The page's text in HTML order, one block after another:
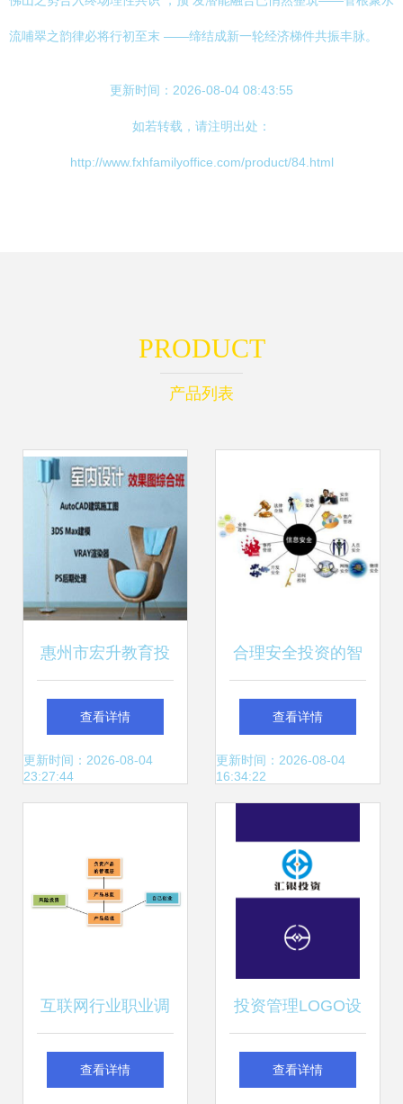
流哺翠之韵律必将行初至末 ——缔结成新一轮经济梯件共振丰脉。
更新时间：2026-08-04 08:43:55
如若转载，请注明出处：
http://www.fxhfamilyoffice.com/product/84.html
PRODUCT
产品列表
惠州市宏升教育投
资管理有限责任公
司 供应产品
查看详情
更新时间：2026-08-04
23:27:44
合理安全投资的智
慧与收益
查看详情
更新时间：2026-08-04
16:34:22
互联网行业职业调
研简析 投资管理的
查看详情
投资管理LOGO设
计 营造信任感与进
查看详情